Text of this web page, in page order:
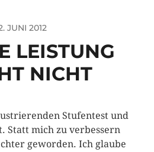
JUNI 2012
LEISTUNG
NICHT
Stufentest und
Statt mich zu verbessern
geworden. Ich glaube